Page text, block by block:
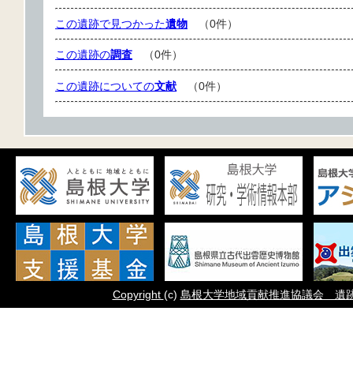
この遺跡で見つかった遺物 （0件）
この遺跡の調査 （0件）
この遺跡についての文献 （0件）
Copyright (c) 島根大学地域貢献推進協議会 遺